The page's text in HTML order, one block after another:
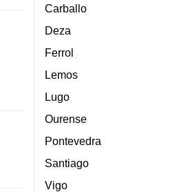
Carballo
Deza
Ferrol
Lemos
Lugo
Ourense
Pontevedra
Santiago
Vigo